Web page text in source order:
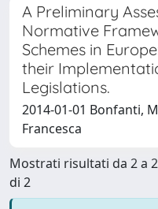
A Preliminary
Normative
Schemes in
their
Legislations.
2014-01-01 Bonfanti,
Francesca
Mostrati risultati da 2 a 2
di 2